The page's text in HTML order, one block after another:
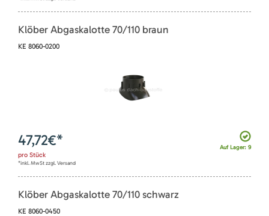
Klöber Abgaskalotte 70/110 braun
KE 8060-0200
Auf Lager: 9
47,72€*
pro Stück
*inkl. MwSt zzgl. Versand
Klöber Abgaskalotte 70/110 schwarz
KE 8060-0450